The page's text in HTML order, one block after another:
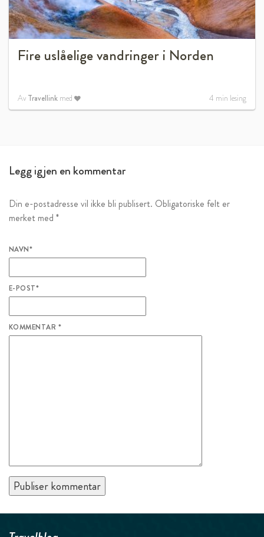
Fire uslåelige vandringer i Norden
Av Travellink med 4 min lesing
Legg igjen en kommentar
Din e-postadresse vil ikke bli publisert. Obligatoriske felt er
merket med *
NAVN*
E-POST*
KOMMENTAR *